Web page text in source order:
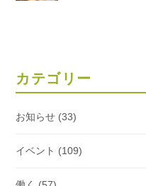
カテゴリー
お知らせ (33)
イベント (109)